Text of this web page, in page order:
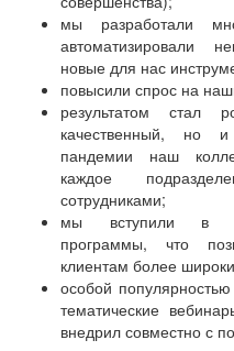
мы разработали
автоматизировали
новые для нас
повысили спрос на
результатом стал
качественный, но
пандемии наш
каждое
сотрудниками;
мы вступили в
программы, что
клиентам более
особой
тематические
внедрил совместно с